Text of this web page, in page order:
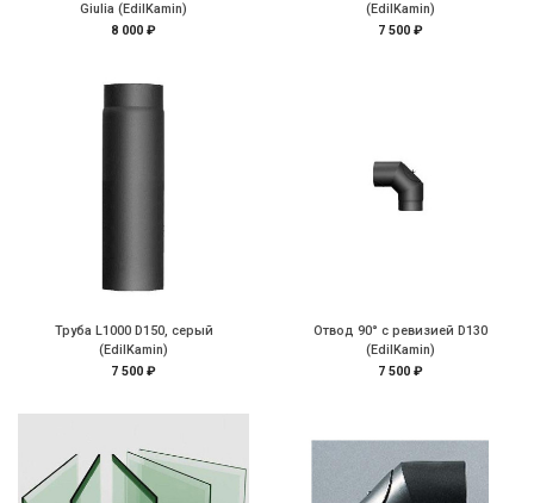
Giulia (EdilKamin)
8 000 ₽
(EdilKamin)
7 500 ₽
Труба L1000 D150, серый
(EdilKamin)
7 500 ₽
Отвод 90° с ревизией D130
(EdilKamin)
7 500 ₽